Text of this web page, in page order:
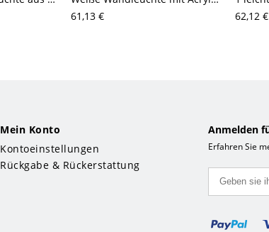
61,13 €
62,12 €
Mein Konto
Kontoeinstellungen
Rückgabe & Rückerstattung
Anmelden
Erfahren Sie